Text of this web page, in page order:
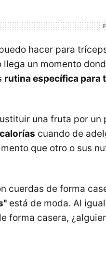
hacer para
un momento
rutina específica para
una fruta por
calorías cuando de
que otro o sus
cuerdas de forma
está de moda. Al
forma casera,